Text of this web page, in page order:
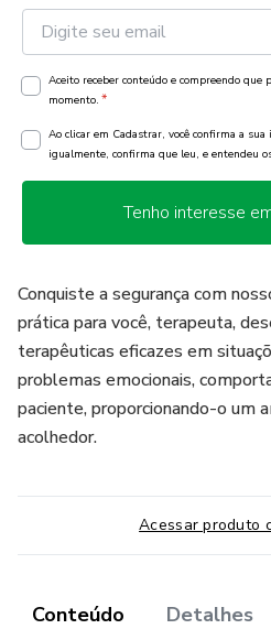
Aceito receber conteúdo e compreendo que
momento. *
Ao clicar em Cadastrar, você confirma a sua
igualmente, confirma que leu, e entendeu
Tenho interesse
Conquiste a segurança com
prática para você, terapeuta,
terapêuticas eficazes em
problemas emocionais,
paciente, proporcionando-o um
acolhedor.
Acessar produto
Conteúdo Detalhes